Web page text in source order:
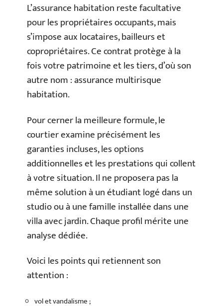
L’assurance habitation reste facultative
pour les propriétaires occupants, mais
s’impose aux locataires, bailleurs et
copropriétaires. Ce contrat protège à la
fois votre patrimoine et les tiers, d’où son
autre nom : assurance multirisque
habitation.
Pour cerner la meilleure formule, le
courtier examine précisément les
garanties incluses, les options
additionnelles et les prestations qui collent
à votre situation. Il ne proposera pas la
même solution à un étudiant logé dans un
studio ou à une famille installée dans une
villa avec jardin. Chaque profil mérite une
analyse dédiée.
Voici les points qui retiennent son
attention :
vol et vandalisme ;